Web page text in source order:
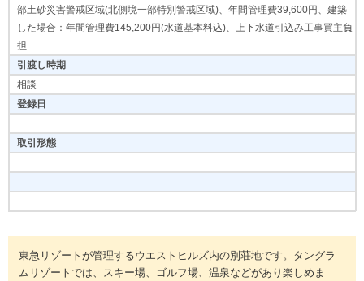
部土砂災害警戒区域(北側境一部特別警戒区域)、年間管理費39,600円、建築
した場合：年間管理費145,200円(水道基本料込)、上下水道引込み工事買主負
担
引渡し時期
相談
登録日
取引形態
東急リゾートが管理するウエストヒルズ内の別荘地です。タングラ
ムリゾートでは、スキー場、ゴルフ場、温泉などがあり楽しめま